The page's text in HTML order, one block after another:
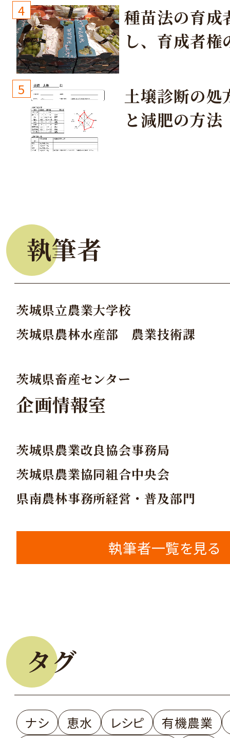
4
種苗法の育成
し、育成者権
しょう！
5
土壌診断の処
と減肥の方法
執筆者
茨城県立農業大学校
茨城県農林水産部 農業技術課
茨城県畜産センター
企画情報室
茨城県農業改良協会事務局
茨城県農業協同組合中央会
県南農林事務所経営・普及部門
執筆者一覧を見る
タグ
ナシ 恵水 レシピ
有機農業